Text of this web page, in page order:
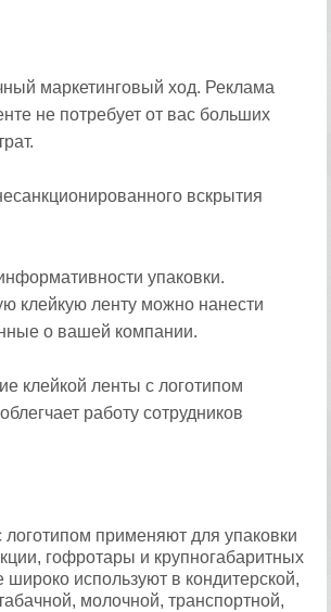
маркетинговый ход. Реклама
не потребует от вас больших
вскрытия
упаковки.
клейкую ленту можно нанести
о вашей компании.
клейкой ленты с логотипом
работу сотрудников
логотипом применяют для упаковки
гофротары и крупногабаритных
широко используют в кондитерской,
молочной, транспортной,